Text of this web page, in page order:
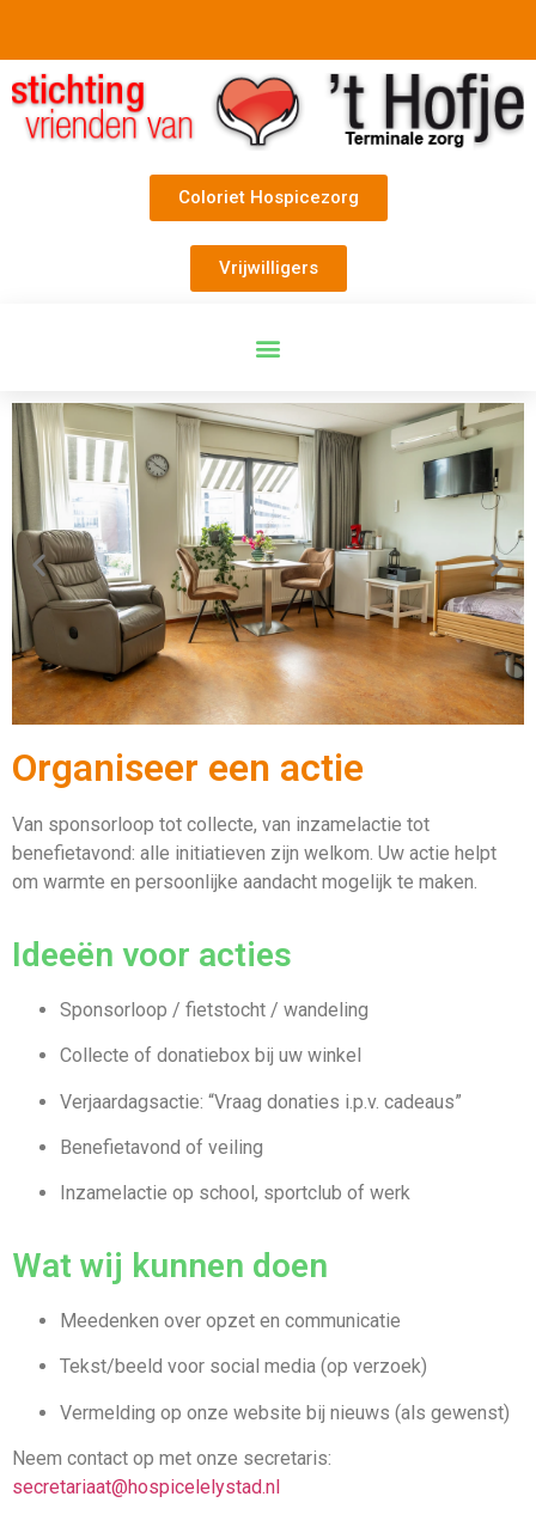
Coloriet Hospicezorg
Vrijwilligers
Maak het
verschil in de
laatste
levensfase
DONEER NU
Organiseer een actie
Van sponsorloop tot collecte, van inzamelactie tot
benefietavond: alle initiatieven zijn welkom. Uw actie helpt
om warmte en persoonlijke aandacht mogelijk te maken.
Ideeën voor acties
Sponsorloop / fietstocht / wandeling
Collecte of donatiebox bij uw winkel
Verjaardagsactie: “Vraag donaties i.p.v. cadeaus”
Benefietavond of veiling
Inzamelactie op school, sportclub of werk
Wat wij kunnen doen
Meedenken over opzet en communicatie
Tekst/beeld voor social media (op verzoek)
Vermelding op onze website bij nieuws (als gewenst)
Neem contact op met onze secretaris:
secretariaat@hospicelelystad.nl